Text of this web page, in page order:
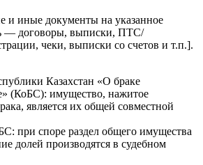
и иные документы на указанное
— договоры, выписки, ПТС/
чеки, выписки со счетов и т.п.].
Казахстан «О браке
(КоБС): имущество, нажитое
является их общей совместной
при споре раздел общего имущества
долей производятся в судебном